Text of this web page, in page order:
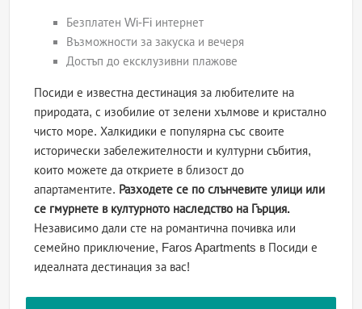
Безплатен Wi-Fi интернет
Възможности за закуска и вечеря
Достъп до ексклузивни плажове
Посиди е известна дестинация за любителите на
природата, с изобилие от зелени хълмове и кристално
чисто море. Халкидики е популярна със своите
исторически забележителности и културни събития,
които можете да откриете в близост до
апартаментите. Разходете се по слънчевите улици или
се гмурнете в културното наследство на Гърция.
Независимо дали сте на романтична почивка или
семейно приключение, Faros Apartments в Посиди е
идеалната дестинация за вас!